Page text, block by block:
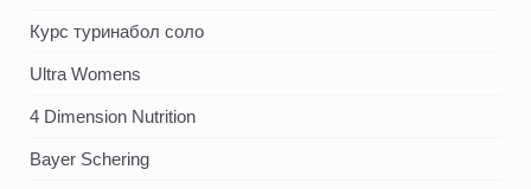
Курс туринабол соло
Ultra Womens
4 Dimension Nutrition
Bayer Schering